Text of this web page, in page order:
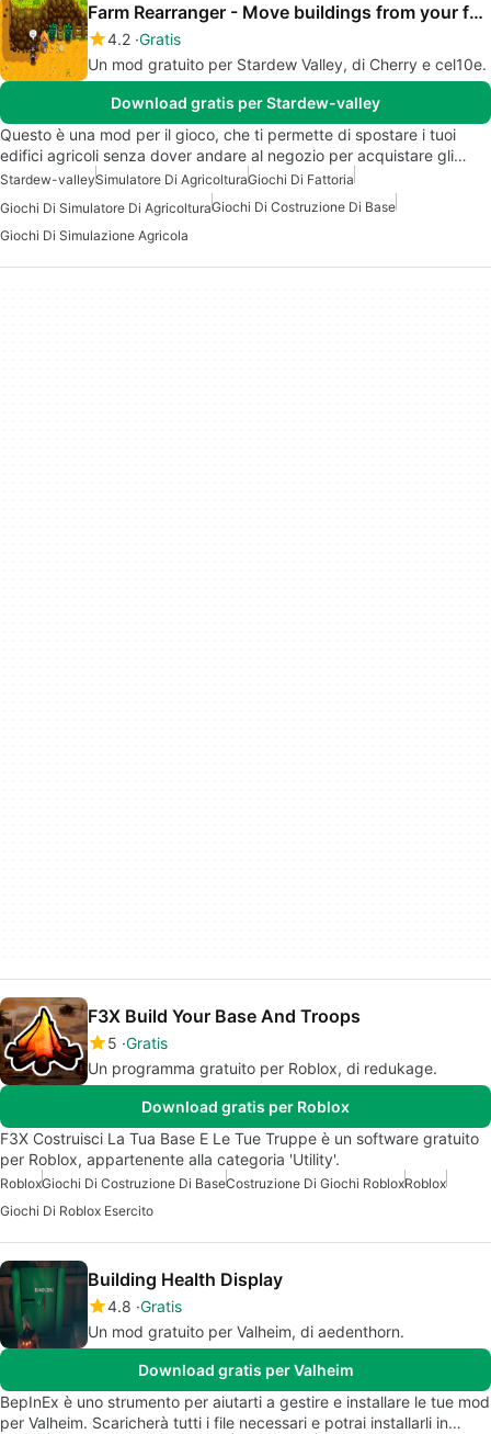
Farm Rearranger - Move buildings from your farm
4.2 Gratis
Un mod gratuito per Stardew Valley, di Cherry e cel10e.
Download gratis per Stardew-valley
Questo è una mod per il gioco, che ti permette di spostare i tuoi
edifici agricoli senza dover andare al negozio per acquistare gli…
Stardew-valleySimulatore Di AgricolturaGiochi Di Fattoria
Giochi Di Simulatore Di AgricolturaGiochi Di Costruzione Di Base
Giochi Di Simulazione Agricola
F3X Build Your Base And Troops
5 Gratis
Un programma gratuito per Roblox, di redukage.
Download gratis per Roblox
F3X Costruisci La Tua Base E Le Tue Truppe è un software gratuito
per Roblox, appartenente alla categoria 'Utility'.
RobloxGiochi Di Costruzione Di BaseCostruzione Di Giochi RobloxRoblox
Giochi Di Roblox Esercito
Building Health Display
4.8 Gratis
Un mod gratuito per Valheim, di aedenthorn.
Download gratis per Valheim
BepInEx è uno strumento per aiutarti a gestire e installare le tue mod
per Valheim. Scaricherà tutti i file necessari e potrai installarli in…